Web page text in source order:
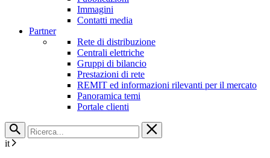
Immagini
Contatti media
Partner
Rete di distribuzione
Centrali elettriche
Gruppi di bilancio
Prestazioni di rete
REMIT ed informazioni rilevanti per il mercato
Panoramica temi
Portale clienti
it